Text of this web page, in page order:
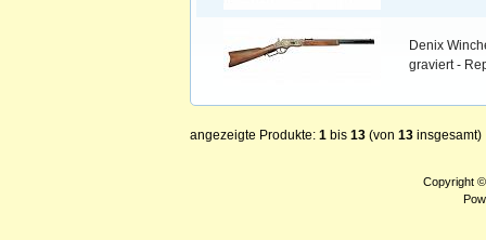
Denix
graviert -
angezeigte Produkte: 1 bis 13 (von 13 insgesamt)
Copyright